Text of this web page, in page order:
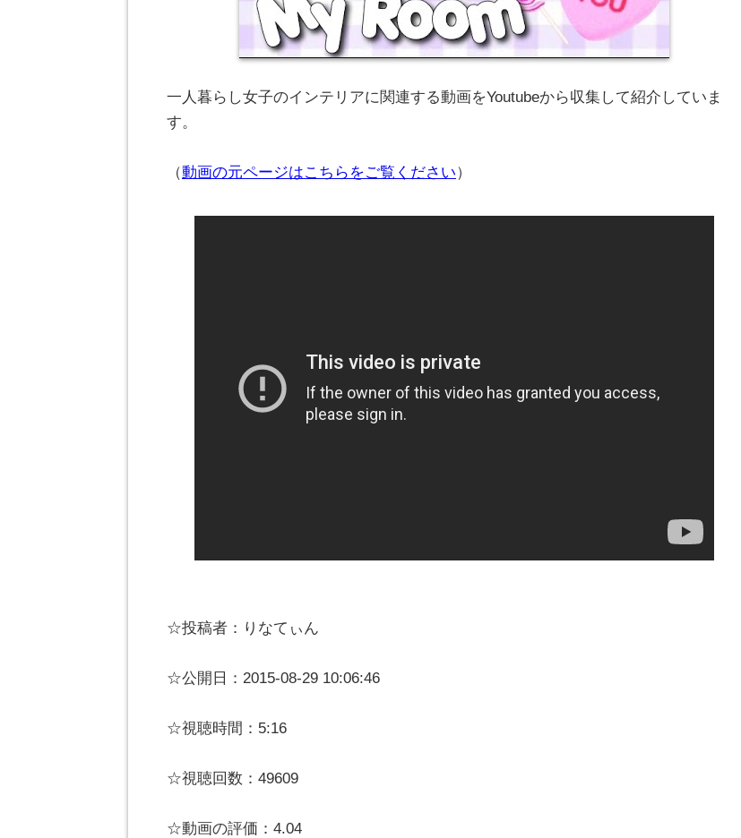
一人暮らし女子のインテリアに関連する動画をYoutubeから収集して紹介していま
す。
（動画の元ページはこちらをご覧ください）
☆投稿者：りなてぃん
☆公開日：2015-08-29 10:06:46
☆視聴時間：5:16
☆視聴回数：49609
☆動画の評価：4.04